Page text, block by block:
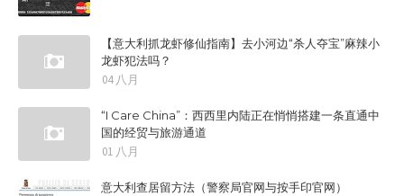
【意大利抓龙虾修仙指南】去小河边“杀人夺宝”麻辣小
龙虾犯法吗？
04 八月
“I Care China”：西西里内陆正在悄悄搭建一条直通中
国的经贸与旅游通道
01 八月
意大利查居留方法（警察局官网与按手印官网）